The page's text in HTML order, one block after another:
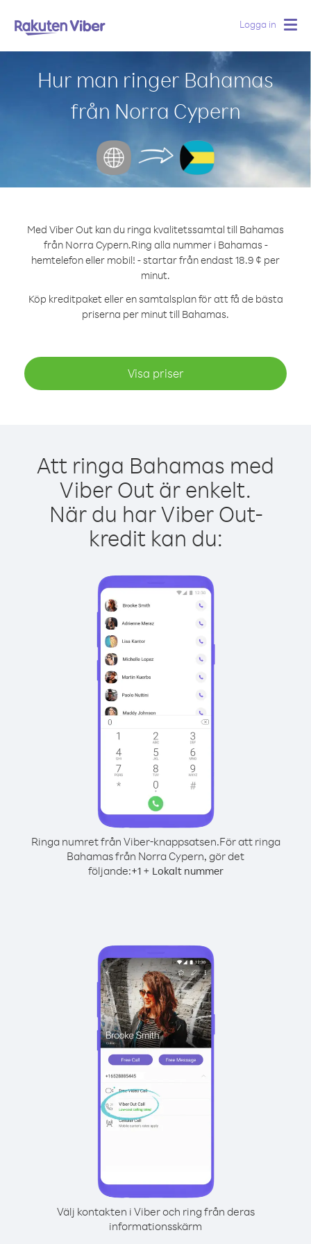
Logga in
Hur man ringer Bahamas
från Norra Cypern
Med Viber Out kan du ringa kvalitetssamtal till Bahamas
från Norra Cypern.Ring alla nummer i Bahamas -
hemtelefon eller mobil! - startar från endast 18.9 ¢ per
minut.
Köp kreditpaket eller en samtalsplan för att få de bästa
priserna per minut till Bahamas.
Visa priser
Att ringa Bahamas med
Viber Out är enkelt.
När du har Viber Out-
kredit kan du:
Ringa numret från Viber-knappsatsen.För att ringa
Bahamas från Norra Cypern, gör det
följande:+1+ Lokalt nummer
Välj kontakten i Viber och ring från deras
informationsskärm